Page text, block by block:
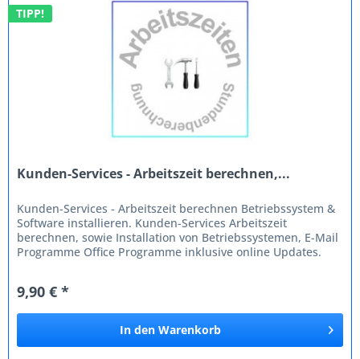
TIPP!
Kunden-Services - Arbeitszeit berechnen,...
Kunden-Services - Arbeitszeit berechnen Betriebssystem &
Software installieren. Kunden-Services Arbeitszeit
berechnen, sowie Installation von Betriebssystemen, E-Mail
Programme Office Programme inklusive online Updates.
9,90 € *
In den Warenkorb